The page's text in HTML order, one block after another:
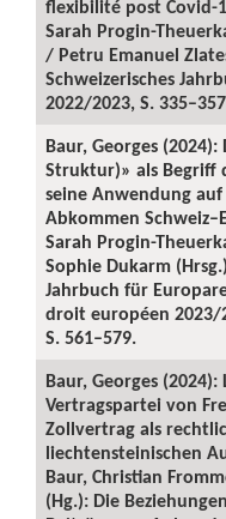
flexibilité post Covid-
Sarah Progin-
/ Petru Emanuel
Schweizerisches
2022/2023, S.
Baur, Georges
Struktur)» als Begriff
seine Anwendung
Abkommen
Sarah Progin-
Sophie Dukarm
Jahrbuch für
droit européen 2023/
S. 561–579.
Baur, Georges
Vertragspartei von
Zollvertrag als
liechtensteinischen
Baur, Christian
(Hg.): Die